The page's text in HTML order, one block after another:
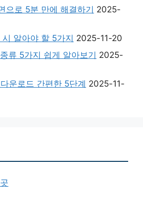
으로 5분 만에 해결하기 2025-
알아야 할 5가지 2025-11-20
류 5가지 쉽게 알아보기 2025-
운로드 간편한 5단계 2025-11-